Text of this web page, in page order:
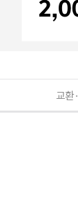
교환